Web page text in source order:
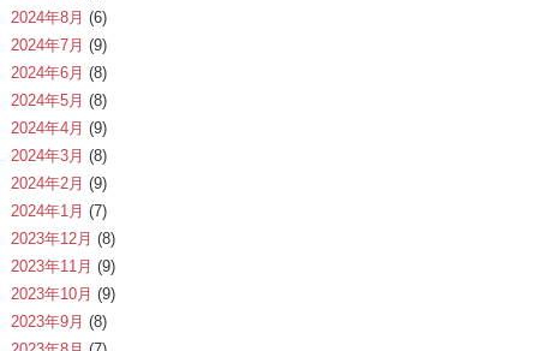
2024年8月 (6)
2024年7月 (9)
2024年6月 (8)
2024年5月 (8)
2024年4月 (9)
2024年3月 (8)
2024年2月 (9)
2024年1月 (7)
2023年12月 (8)
2023年11月 (9)
2023年10月 (9)
2023年9月 (8)